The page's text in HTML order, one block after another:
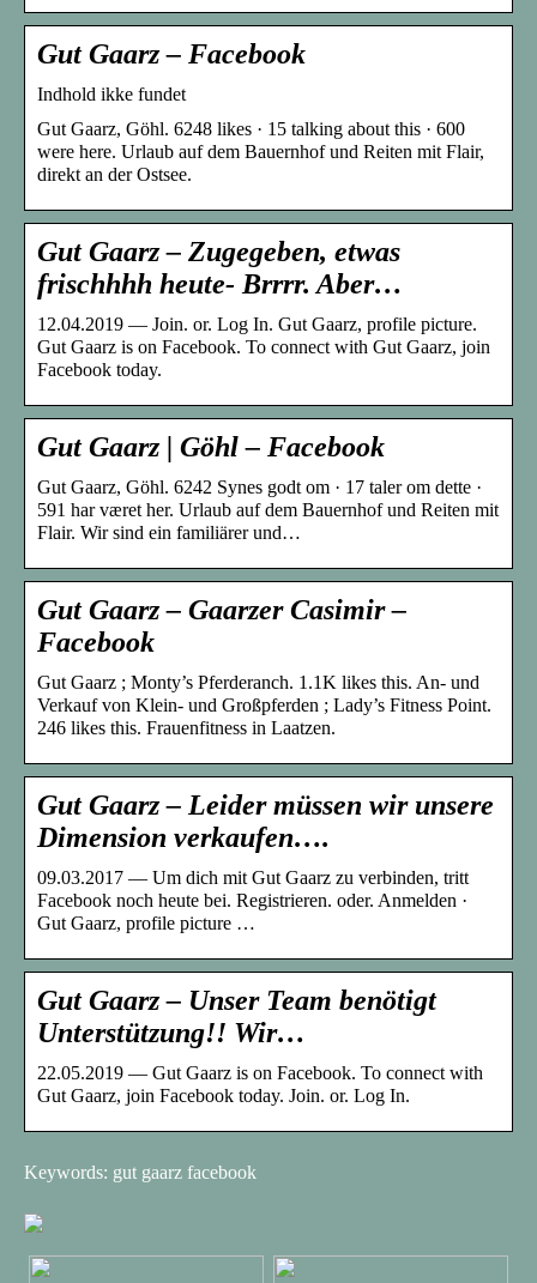
Gut Gaarz – Facebook
Indhold ikke fundet
Gut Gaarz, Göhl. 6248 likes · 15 talking about this · 600
were here. Urlaub auf dem Bauernhof und Reiten mit Flair,
direkt an der Ostsee.
Gut Gaarz – Zugegeben, etwas
frischhhh heute- Brrrr. Aber…
12.04.2019 — Join. or. Log In. Gut Gaarz, profile picture.
Gut Gaarz is on Facebook. To connect with Gut Gaarz, join
Facebook today.
Gut Gaarz | Göhl – Facebook
Gut Gaarz, Göhl. 6242 Synes godt om · 17 taler om dette ·
591 har været her. Urlaub auf dem Bauernhof und Reiten mit
Flair. Wir sind ein familiärer und…
Gut Gaarz – Gaarzer Casimir –
Facebook
Gut Gaarz ; Monty’s Pferderanch. 1.1K likes this. An- und
Verkauf von Klein- und Großpferden ; Lady’s Fitness Point.
246 likes this. Frauenfitness in Laatzen.
Gut Gaarz – Leider müssen wir unsere
Dimension verkaufen….
09.03.2017 — Um dich mit Gut Gaarz zu verbinden, tritt
Facebook noch heute bei. Registrieren. oder. Anmelden ·
Gut Gaarz, profile picture …
Gut Gaarz – Unser Team benötigt
Unterstützung!! Wir…
22.05.2019 — Gut Gaarz is on Facebook. To connect with
Gut Gaarz, join Facebook today. Join. or. Log In.
Keywords: gut gaarz facebook